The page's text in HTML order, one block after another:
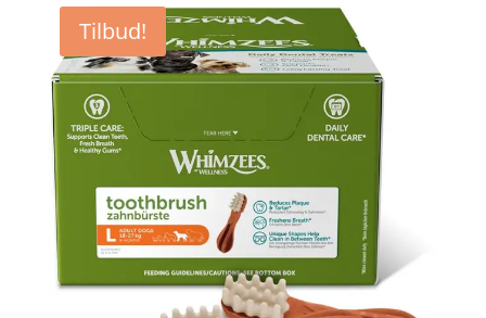
var:
kr. 799,00.
er:
kr. 629,00.
Tilbud!